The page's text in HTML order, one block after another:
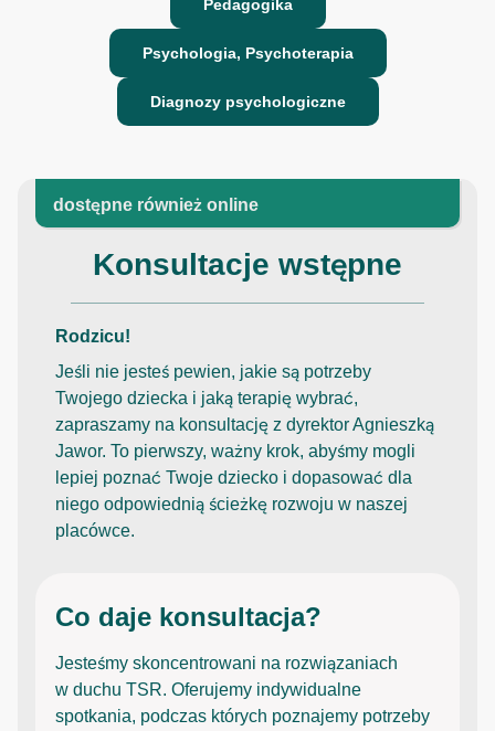
Pedagogika​
Psychologia, Psychoterapia​
Diagnozy psychologiczne
dostępne również online
Konsultacje wstępne
Rodzicu!
Jeśli nie jesteś pewien, jakie są potrzeby
Twojego dziecka i jaką terapię wybrać,
zapraszamy na konsultację z dyrektor Agnieszką
Jawor. To pierwszy, ważny krok, abyśmy mogli
lepiej poznać Twoje dziecko i dopasować dla
niego odpowiednią ścieżkę rozwoju w naszej
placówce.
Co daje konsultacja?
Jesteśmy skoncentrowani na rozwiązaniach
w duchu TSR. Oferujemy indywidualne
spotkania, podczas których poznajemy potrzeby